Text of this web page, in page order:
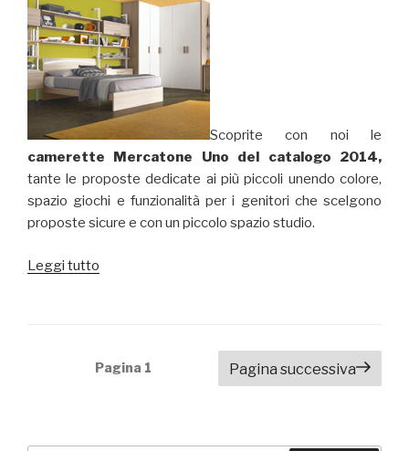
i
più
piccoli”
Scoprite con noi le
camerette Mercatone Uno del catalogo 2014,
tante le proposte dedicate ai più piccoli unendo colore,
spazio giochi e funzionalità per i genitori che scelgono
proposte sicure e con un piccolo spazio studio.
Leggi tutto
Navigazione
Pagina 1 Pagina successiva